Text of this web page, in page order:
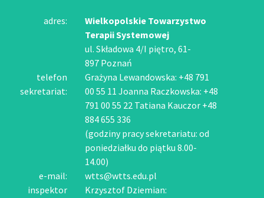
adres:
Wielkopolskie Towarzystwo
Terapii Systemowej
ul. Składowa 4/I piętro, 61-
897 Poznań
telefon
sekretariat:
Grażyna Lewandowska: +48 791
00 55 11 Joanna Raczkowska: +48
791 00 55 22 Tatiana Kauczor +48
884 655 336
(godziny pracy sekretariatu: od
poniedziałku do piątku 8.00-
14.00)
e-mail:
wtts@wtts.edu.pl
inspektor
Krzysztof Dziemian: